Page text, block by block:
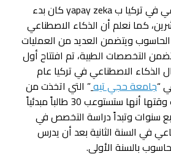
يُعرف الذكاء الاصطناعي في تركيا ب yapay zeka كان بدء
كما نعلم أن الذكاء الاصطناعي
ويتضمن العديد من العمليات
التخصصات الطبية، تم افتتاح أول
الاصطناعي في تركيا عام
جامعة حجي تيه” التي اتخذت من
انقرة مقراً لها وأعلنت وقتها أنها ستستوعب 30 طالباً مبدئياً
سنوات وتبداً دراسة التخصص في
في السنة الثانية بعد أن يدرس
بالسنة الأولى.